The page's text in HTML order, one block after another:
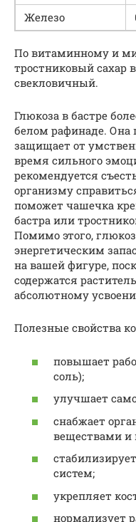
Железо
По витаминному и
тростниковый сахар
свекловичный.
Глюкоза в бастре
белом рафинаде. Она
защищает от
время сильного
рекомендуется
организму
поможет чашечка
бастра или
Помимо этого,
энергетическим
на вашей фигуре,
содержатся
абсолютному
Полезные свойства
повышает
соль);
улучшает
снабжает
веществами
систем;
укрепляет
нормализует